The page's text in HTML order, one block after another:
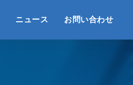
ニュース お問い合わせ